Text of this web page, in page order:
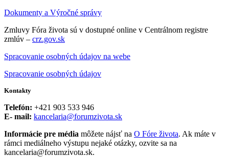
Dokumenty a Výročné správy
Zmluvy Fóra života sú v dostupné online v Centrálnom registre
zmlúv – crz.gov.sk
Spracovanie osobných údajov na webe
Spracovanie osobných údajov
Kontakty
Telefón: +421 903 533 946
E- mail: kancelaria@forumzivota.sk
Informácie pre média môžete nájsť na O Fóre života. Ak máte v
rámci mediálneho výstupu nejaké otázky, ozvite sa na
kancelaria@forumzivota.sk.